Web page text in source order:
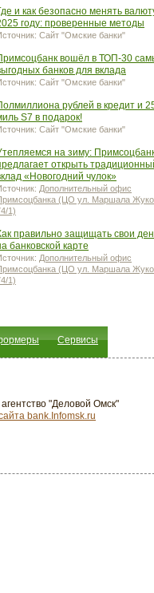
и как безопасно менять
году: проверенные методы
Сайт "Омские банки"
вошёл в ТОП-30
банков для вклада
Сайт "Омские банки"
рублей в кредит и
S7 в подарок!
Сайт "Омские банки"
на зиму:
открыть
«Новогодний чулок»
Дополнительный офис
(ЦО ул. Маршала
1)
правильно защищать свои
банковской карте
Дополнительный офис
(ЦО ул. Маршала
1)
Сервисы
"Деловой Омск"
bank.Infomsk.ru